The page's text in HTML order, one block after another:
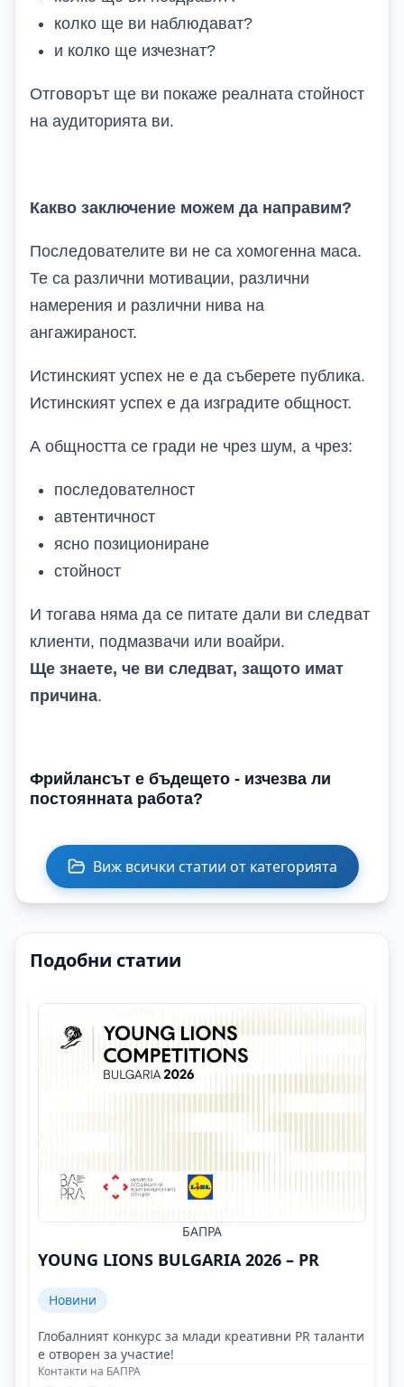
колко ще ви наблюдават?
и колко ще изчезнат?
Отговорът ще ви покаже реалната стойност
на аудиторията ви.
Какво заключение можем да направим?
Последователите ви не са хомогенна маса.
Те са различни мотивации, различни
намерения и различни нива на
ангажираност.
Истинският успех не е да съберете публика.
Истинският успех е да изградите общност.
А общността се гради не чрез шум, а чрез:
последователност
автентичност
ясно позициониране
стойност
И тогава няма да се питате дали ви следват
клиенти, подмазвачи или воайри.
Ще знаете, че ви следват, защото имат
причина.
Фрийлансът е бъдещето - изчезва ли
постоянната работа?
Виж всички статии от категорията
Подобни статии
БАПРА
YOUNG LIONS BULGARIA 2026 – PR
Новини
Глобалният конкурс за млади креативни PR таланти
е отворен за участие!
Контакти на БАПРА